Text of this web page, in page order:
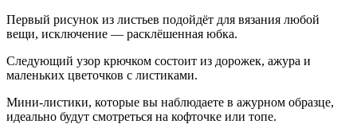
Первый рисунок из листьев подойдёт для вязания любой
вещи, исключение — расклёшенная юбка.
Следующий узор крючком состоит из дорожек, ажура и
маленьких цветочков с листиками.
Мини-листики, которые вы наблюдаете в ажурном образце,
идеально будут смотреться на кофточке или топе.